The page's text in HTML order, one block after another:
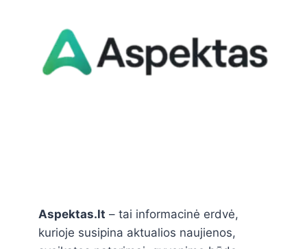
Aspektas.lt – tai informacinė erdvė,
kurioje susipina aktualios naujienos,